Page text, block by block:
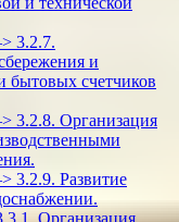
3.2.7.
и
бытовых счетчиков
3.2.8. Организация
3.2.9. Развитие